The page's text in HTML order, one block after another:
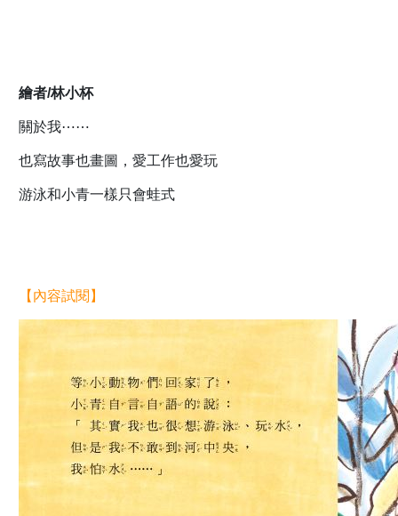
繪者/林小杯
關於我⋯⋯
也寫故事也畫圖，愛工作也愛玩
游泳和小青一樣只會蛙式
【內容試閱】